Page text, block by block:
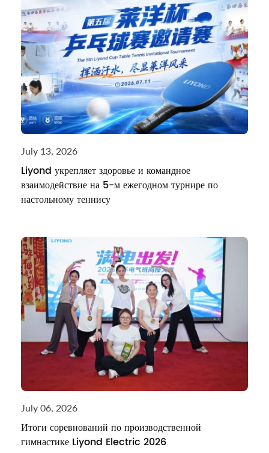
July 13, 2026
Liyond укрепляет здоровье и командное
взаимодействие на 5-м ежегодном турнире по
настольному теннису
July 06, 2026
Итоги соревнований по производственной
гимнастике Liyond Electric 2026